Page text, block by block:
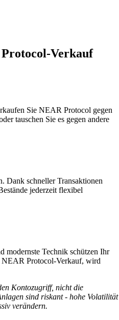
Verkauf
Sie NEAR Protocol gegen
tauschen Sie es gegen andere
Dank schneller Transaktionen
jederzeit flexibel
modernste Technik schützen Ihr
NEAR Protocol-Verkauf, wird
Kontozugriff, nicht die
sind riskant - hohe Volatilität
verändern.